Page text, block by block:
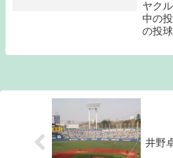
ヤク
中の
の投
越し
井野